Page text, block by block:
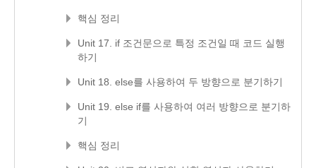
핵심 정리
Unit 17. if 조건문으로 특정 조건일 때 코드 실행
하기
Unit 18. else를 사용하여 두 방향으로 분기하기
Unit 19. else if를 사용하여 여러 방향으로 분기하
기
핵심 정리